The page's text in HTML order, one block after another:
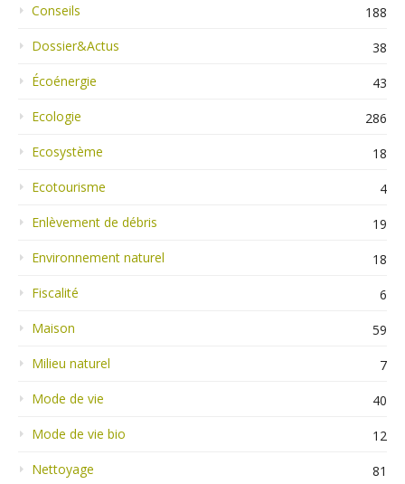
Conseils
188
Dossier&Actus
38
Écoénergie
43
Ecologie
286
Ecosystème
18
Ecotourisme
4
Enlèvement de débris
19
Environnement naturel
18
Fiscalité
6
Maison
59
Milieu naturel
7
Mode de vie
40
Mode de vie bio
12
Nettoyage
81